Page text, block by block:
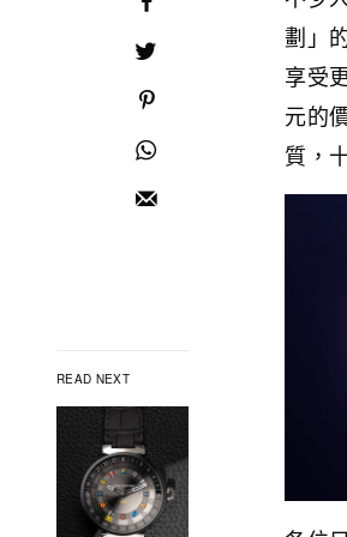
READ NEXT
劃」
享受
元的
質，